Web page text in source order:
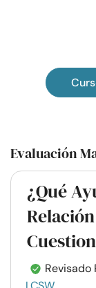
Evaluación
¿Qué
Revisado